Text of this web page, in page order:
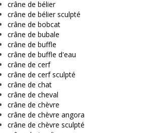
crâne de bélier
crâne de bélier sculpté
crâne de bobcat
crâne de bubale
crâne de buffle
crâne de buffle d'eau
crâne de cerf
crâne de cerf sculpté
crâne de chat
crâne de cheval
crâne de chèvre
crâne de chèvre angora
crâne de chèvre sculpté